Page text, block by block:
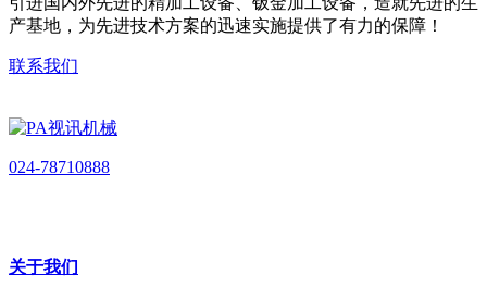
产基地，为先进技术方案的迅速实施提供了有力的保障！
联系我们
024-78710888
关于我们